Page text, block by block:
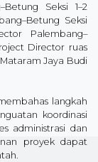
Seksi 1–2
Seksi
Palembang–
Director ruas
Jaya Budi
langkah
koordinasi
administrasi dan
proyek dapat